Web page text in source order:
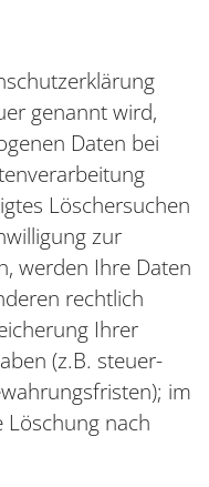
genannt wird,
Daten bei
Löschersuchen
zur
werden Ihre Daten
rechtlich
Ihrer
(z.B. steuer-
im
Löschung nach